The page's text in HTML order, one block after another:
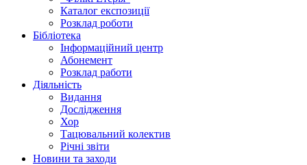
Каталог експозиції
Розклад роботи
Бібліотека
Інформаційний центр
Абонемент
Розклад работи
Діяльність
Видання
Дослідження
Хор
Тацювальний колектив
Річні звіти
Новини та заходи